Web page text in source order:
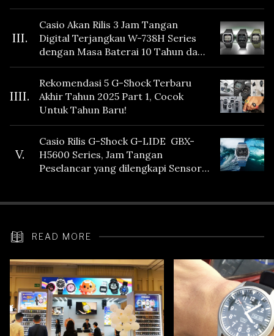
III.
Casio Akan Rilis 3 Jam Tangan
Digital Terjangkau W-738H Series
dengan Masa Baterai 10 Tahun dan
Fitur Vibration
IIII.
Rekomendasi 5 G-Shock Terbaru
Akhir Tahun 2025 Part 1, Cocok
Untuk Tahun Baru!
V.
Casio Rilis G-Shock G-LIDE GBX-
H5600 Series, Jam Tangan
Peselancar yang dilengkapi Sensor
READ MORE